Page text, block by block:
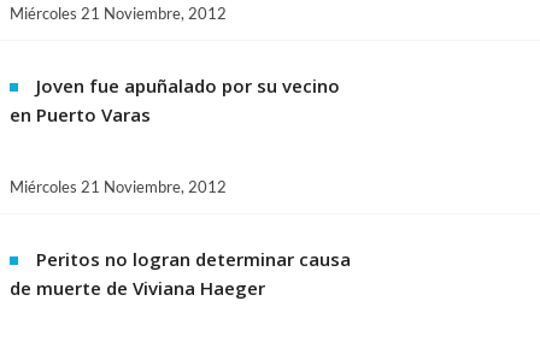
Miércoles 21 Noviembre, 2012
Joven fue apuñalado por su vecino
en Puerto Varas
Miércoles 21 Noviembre, 2012
Peritos no logran determinar causa
de muerte de Viviana Haeger